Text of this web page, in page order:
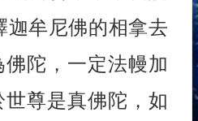
迦牟尼佛的相拿去
陀，一定法幔加
尊是真佛陀，如